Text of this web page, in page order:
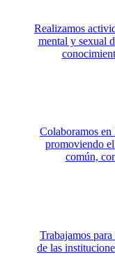
Realizamos
mental y sexual
Colaboramos en
promoviendo
común,
Trabajamos
de las